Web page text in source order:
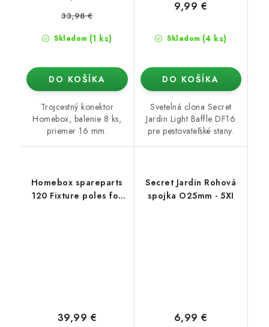
Skladom (1 ks)
33,98 €
DO KOŠÍKA
Trojcestný konektor
Homebox, balenie 8 ks,
priemer 16 mm.
Skladom (4 ks)
9,99 €
DO KOŠÍKA
Svetelná clona Secret
Jardin Light Baffle DF16
pre pestovateľské stany.
Homebox spareparts
120 Fixture poles for
39,99 €
Secret Jardin Rohová
spojka O25mm - 5XI
6,99 €